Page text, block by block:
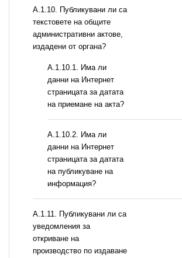
А.1.10. Публикувани ли са
текстовете на общите
административни актове,
издадени от органа?
A.1.10.1. Има ли
данни на Интернет
страницата за датата
на приемане на акта?
A.1.10.2. Има ли
данни на Интернет
страницата за датата
на публикуване на
информация?
А.1.11. Публикувани ли са
уведомления за
откриване на
производство по издаване